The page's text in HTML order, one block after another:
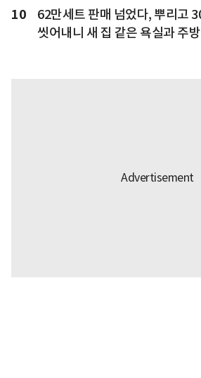
10
62만세트 판매 넘었다, 뿌리고
씻어내니 새 집 같은 욕실과 주방